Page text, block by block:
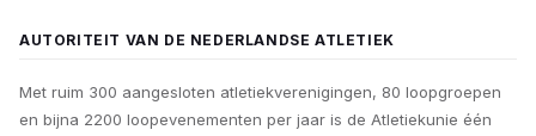
AUTORITEIT VAN DE NEDERLANDSE ATLETIEK
Met ruim 300 aangesloten atletiekverenigingen, 80 loopgroepen
en bijna 2200 loopevenementen per jaar is de Atletiekunie één